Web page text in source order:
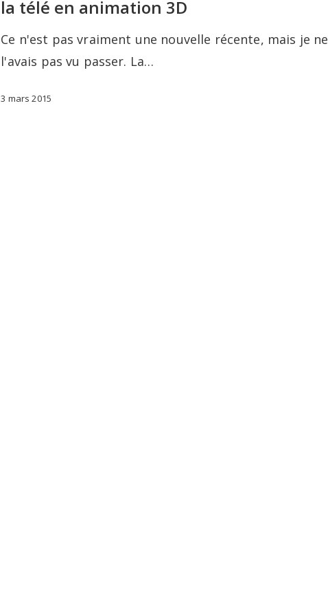
la télé en animation 3D
Ce n'est pas vraiment une nouvelle récente, mais je ne
l'avais pas vu passer. La…
3 mars 2015